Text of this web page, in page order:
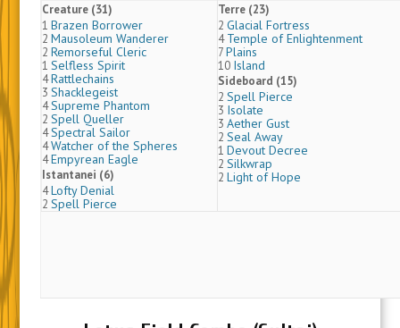
Creature (31)
1 Brazen Borrower
2 Mausoleum Wanderer
2 Remorseful Cleric
1 Selfless Spirit
4Rattlechains
3 Shacklegeist
4Supreme Phantom
2 Spell Queller
4Spectral Sailor
4Watcher of the Spheres
4Empyrean Eagle
Istantanei (6)
4Lofty Denial
2 Spell Pierce
Terre (23)
2 Glacial Fortress
4 Temple of Enlightenment
7Plains
10 Island
Sideboard (15)
2 Spell Pierce
3 Isolate
3 Aether Gust
2 Seal Away
1 Devout Decree
2 Silkwrap
2 Light of Hope